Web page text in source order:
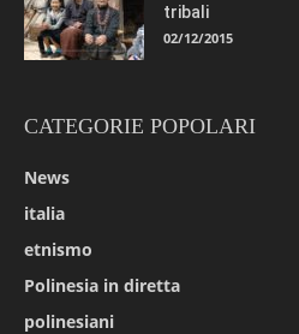
tribali
02/12/2015
CATEGORIE POPOLARI
News
italia
etnismo
Polinesia in diretta
polinesiani